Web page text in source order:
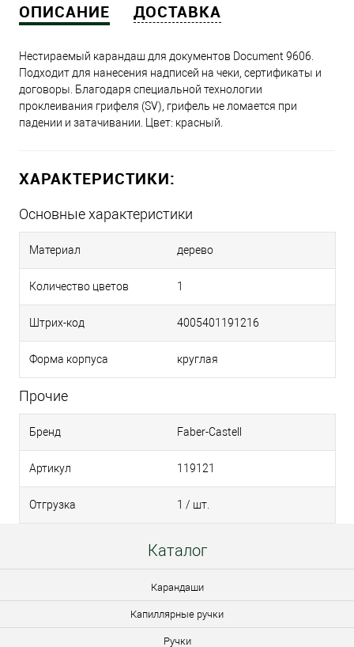
ОПИСАНИЕ ДОСТАВКА
Нестираемый карандаш для документов Document 9606.
Подходит для нанесения надписей на чеки, сертификаты и
договоры. Благодаря специальной технологии
проклеивания грифеля (SV), грифель не ломается при
падении и затачивании. Цвет: красный.
ХАРАКТЕРИСТИКИ:
Основные характеристики
Материал дерево
Количество цветов 1
Штрих-код 4005401191216
Форма корпуса круглая
Прочие
Бренд Faber-Castell
Артикул 119121
Отгрузка 1 / шт.
Каталог
Карандаши
Капиллярные ручки
Ручки